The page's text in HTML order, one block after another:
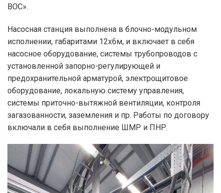
ВОС».
Насосная станция выполнена в блочно-модульном
исполнении, габаритами 12х6м, и включает в себя
насосное оборудование, системы трубопроводов с
установленной запорно-регулирующей и
предохранительной арматурой, электрощитовое
оборудование, локальную систему управления,
системы приточно-вытяжной вентиляции, контроля
загазованности, заземления и пр. Работы по договору
включали в себя выполнение ШМР и ПНР.